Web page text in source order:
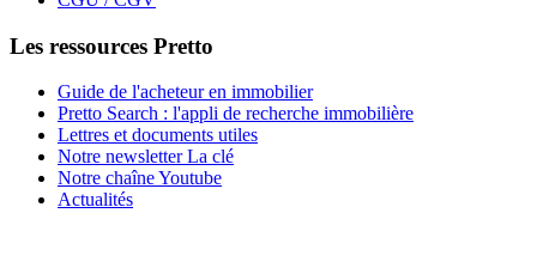
Les ressources Pretto
Guide de l'acheteur en immobilier
Pretto Search : l'appli de recherche immobilière
Lettres et documents utiles
Notre newsletter La clé
Notre chaîne Youtube
Actualités